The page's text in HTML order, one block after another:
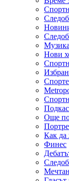
Нови
Още по
Как да
Финес